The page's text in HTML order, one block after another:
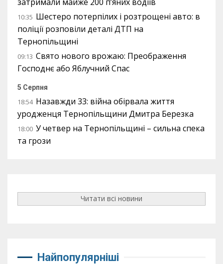
10:35 Шестеро потерпілих і розтрощені авто: в
поліції розповіли деталі ДТП на
Тернопільщині
09:13 Свято нового врожаю: Преображення
Господнє або Яблучний Спас
5 Серпня
18:54 Назавжди 33: війна обірвала життя
уродженця Тернопільщини Дмитра Березка
18:00 У четвер на Тернопільщині – сильна спека
та грози
Читати всі новини
Найпопулярніші